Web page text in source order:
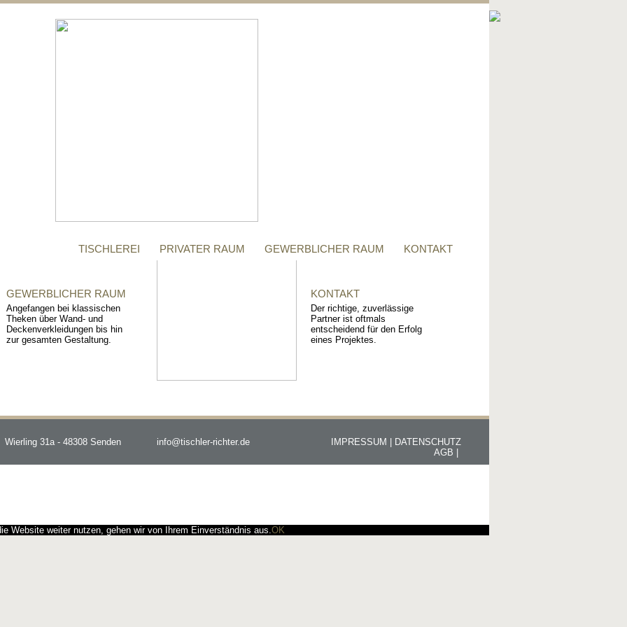
TISCHLEREI PRIVATER RAUM GEWERBLICHER RAUM KONTAKT
GEWERBLICHER RAUM
Angefangen bei klassischen
Theken über Wand- und
Deckenverkleidungen bis hin
zur gesamten Gestaltung.
KONTAKT
Der richtige, zuverlässige
Partner ist oftmals
entscheidend für den Erfolg
eines Projektes.
Wierling 31a - 48308 Senden info@tischler-richter.de DATENSCHUTZ
IMPRESSUM |
AGB |
Website weiter nutzen, gehen wir von Ihrem Einverständnis aus.OK